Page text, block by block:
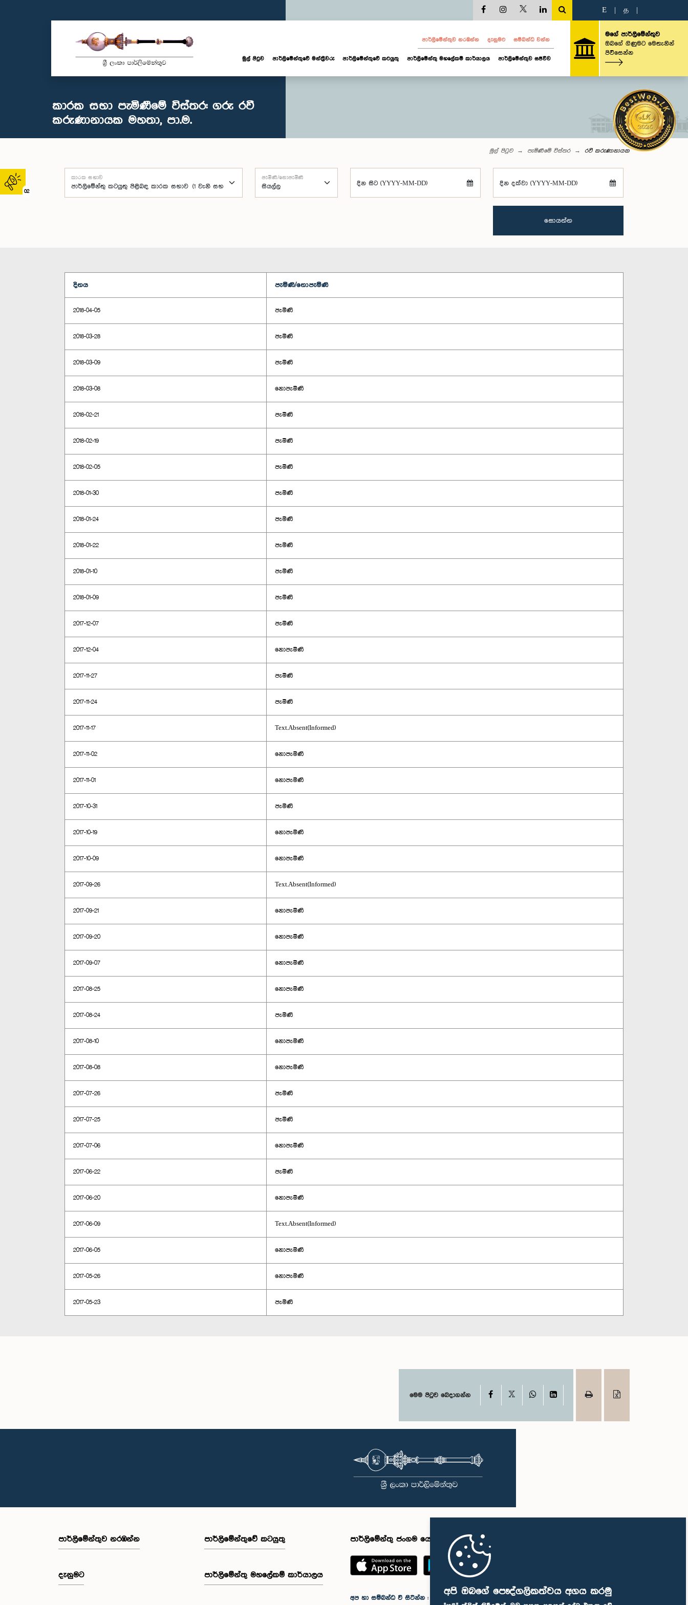
අපි ඔබගේ පෞද්ගලිකත්වය අගය කරමු
02
E த
පාර්ලි‌මේන්තුව නරඹන්න දැනුමට සම්බන්ධ වන්න
මුල් පිටුව පාර්ලි‌මේන්තුවේ මන්ත්‍රීවරු පාර්ලිමේන්තුවේ කටයුතු පාර්ලිමේන්තු මහලේකම් කාර්යාලය පාර්ලිමේන්තුව සජීවීව
මගේ පාර්ලිමේන්තුව
ඔබගේ ගිණුමට මෙතැනින්
පිවිසෙන්න
කාරක සභා පැමිණීමේ විස්තර: ගරු රවී
කරුණානායක මහතා, පා.ම.
මුල් පිටුව පැමිණීමේ විස්තර රවී කරුණානායක
කාරක සභාව පැමිණි/නොපැමිණි
දින සිට (YYYY-MM-DD) දින දක්වා (YYYY-MM-DD)
සොයන්න
දිනය පැමිණි/නොපැමිණි
2018-04-05 පැමිණි
2018-03-28 පැමිණි
2018-03-09 පැමිණි
2018-03-08 නොපැමිණි
2018-02-21 පැමිණි
2018-02-19 පැමිණි
2018-02-05 පැමිණි
2018-01-30 පැමිණි
2018-01-24 පැමිණි
2018-01-22 පැමිණි
2018-01-10 පැමිණි
2018-01-09 පැමිණි
2017-12-07 පැමිණි
2017-12-04 නොපැමිණි
2017-11-27 පැමිණි
2017-11-24 පැමිණි
2017-11-17 Text.Absent(Informed)
2017-11-02 නොපැමිණි
2017-11-01 නොපැමිණි
2017-10-31 පැමිණි
2017-10-19 නොපැමිණි
2017-10-09 නොපැමිණි
2017-09-26 Text.Absent(Informed)
2017-09-21 නොපැමිණි
2017-09-20 නොපැමිණි
2017-09-07 නොපැමිණි
2017-08-25 නොපැමිණි
2017-08-24 පැමිණි
2017-08-10 නොපැමිණි
2017-08-08 නොපැමිණි
2017-07-26 පැමිණි
2017-07-25 පැමිණි
2017-07-06 නොපැමිණි
2017-06-22 පැමිණි
2017-06-20 නොපැමිණි
2017-06-09 Text.Absent(Informed)
2017-06-05 නොපැමිණි
2017-05-26 නොපැමිණි
2017-05-23 පැමිණි
මෙම පිටුව බෙදාගන්න Facebook WhatsAppLinkedIn
පාර්ලි‌මේන්තුව නරඹන්න
දැනුමට
පාර්ලිමේන්තුවේ කටයුතු
පාර්ලිමේන්තු මහලේකම් කාර්යාලය
පාර්ලිමේන්තු ජංගම යෙදුම
අප හා සම්බන්ධ වී සිටින්න :